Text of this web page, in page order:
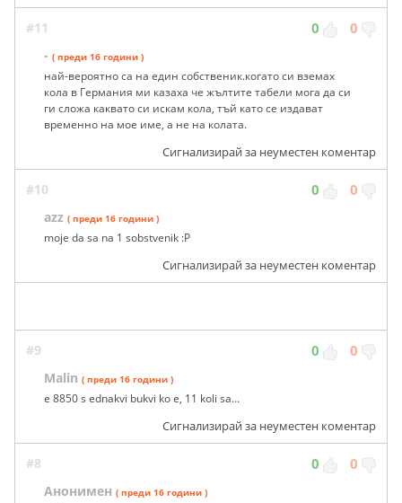
#11 0 0
- ( преди 16 години )
най-вероятно са на един собственик.когато си вземах
кола в Германия ми казаха че жълтите табели мога да си
ги сложа каквато си искам кола, тъй като се издават
временно на мое име, а не на колата.
Сигнализирай за неуместен коментар
#10 0 0
azz ( преди 16 години )
moje da sa na 1 sobstvenik :P
Сигнализирай за неуместен коментар
#9 0 0
Malin ( преди 16 години )
e 8850 s ednakvi bukvi ko e, 11 koli sa...
Сигнализирай за неуместен коментар
#8 0 0
Анонимен ( преди 16 години )